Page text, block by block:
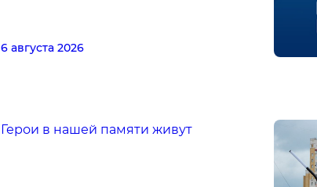
6 августа 2026
Герои в нашей памяти живут